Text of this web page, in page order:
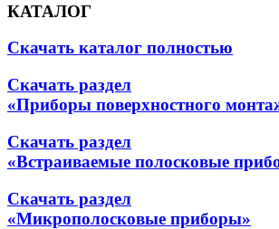
КАТАЛОГ
Скачать каталог полностью
Скачать раздел
«Приборы поверхностного
Скачать раздел
«Встраиваемые полосковые
Скачать раздел
«Микрополосковые приборы»